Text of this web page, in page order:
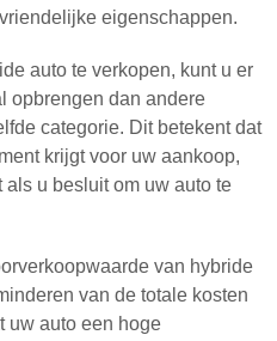
eigenschappen.
auto te verkopen, kunt u er
opbrengen dan andere
categorie. Dit betekent dat
krijgt voor uw aankoop,
u besluit om uw auto te
van hybride
van de totale kosten
uw auto een hoge